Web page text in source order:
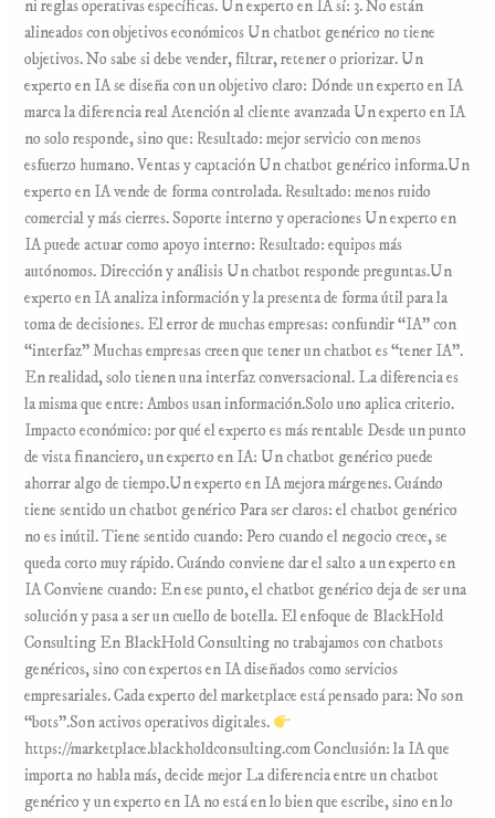
ni reglas operativas específicas. Un experto en IA sí: 3. No están
alineados con objetivos económicos Un chatbot genérico no tiene
objetivos. No sabe si debe vender, filtrar, retener o priorizar. Un
experto en IA se diseña con un objetivo claro: Dónde un experto en IA
marca la diferencia real Atención al cliente avanzada Un experto en IA
no solo responde, sino que: Resultado: mejor servicio con menos
esfuerzo humano. Ventas y captación Un chatbot genérico informa.Un
experto en IA vende de forma controlada. Resultado: menos ruido
comercial y más cierres. Soporte interno y operaciones Un experto en
IA puede actuar como apoyo interno: Resultado: equipos más
autónomos. Dirección y análisis Un chatbot responde preguntas.Un
experto en IA analiza información y la presenta de forma útil para la
toma de decisiones. El error de muchas empresas: confundir “IA” con
“interfaz” Muchas empresas creen que tener un chatbot es “tener IA”.
En realidad, solo tienen una interfaz conversacional. La diferencia es
la misma que entre: Ambos usan información.Solo uno aplica criterio.
Impacto económico: por qué el experto es más rentable Desde un punto
de vista financiero, un experto en IA: Un chatbot genérico puede
ahorrar algo de tiempo.Un experto en IA mejora márgenes. Cuándo
tiene sentido un chatbot genérico Para ser claros: el chatbot genérico
no es inútil. Tiene sentido cuando: Pero cuando el negocio crece, se
queda corto muy rápido. Cuándo conviene dar el salto a un experto en
IA Conviene cuando: En ese punto, el chatbot genérico deja de ser una
solución y pasa a ser un cuello de botella. El enfoque de BlackHold
Consulting En BlackHold Consulting no trabajamos con chatbots
genéricos, sino con expertos en IA diseñados como servicios
empresariales. Cada experto del marketplace está pensado para: No son
“bots”.Son activos operativos digitales.
https://marketplace.blackholdconsulting.com Conclusión: la IA que
importa no habla más, decide mejor La diferencia entre un chatbot
genérico y un experto en IA no está en lo bien que escribe, sino en lo